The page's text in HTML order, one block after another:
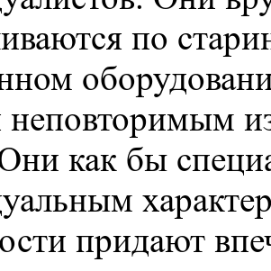
по
неповторимым
как бы
придают